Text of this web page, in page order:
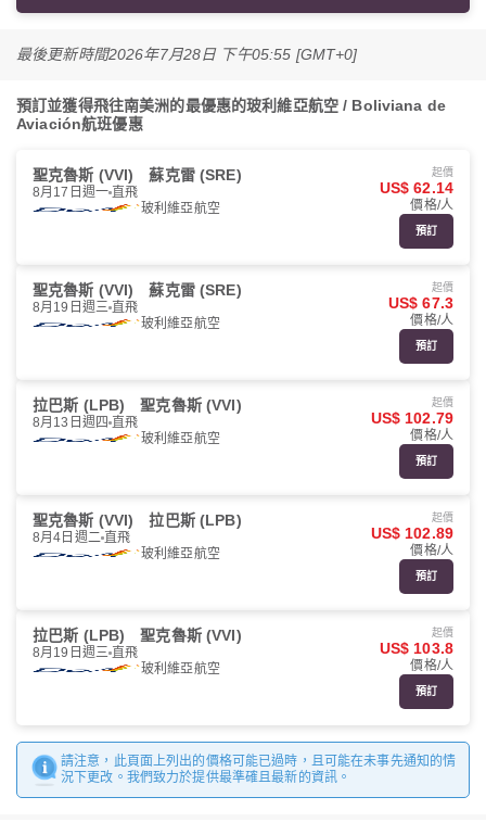
最後更新時間2026年7月28日 下午05:55 [GMT+0]
預訂並獲得飛往南美洲的最優惠的玻利維亞航空 / Boliviana de
Aviación航班優惠
聖克魯斯 (VVI) 蘇克雷 (SRE)
8月17日週一 直飛
玻利維亞航空
起價
US$ 62.14
價格/人
預訂
聖克魯斯 (VVI) 蘇克雷 (SRE)
8月19日週三 直飛
玻利維亞航空
起價
US$ 67.3
價格/人
預訂
拉巴斯 (LPB) 聖克魯斯 (VVI)
8月13日週四 直飛
玻利維亞航空
起價
US$ 102.79
價格/人
預訂
聖克魯斯 (VVI) 拉巴斯 (LPB)
8月4日週二 直飛
玻利維亞航空
起價
US$ 102.89
價格/人
預訂
拉巴斯 (LPB) 聖克魯斯 (VVI)
8月19日週三 直飛
玻利維亞航空
起價
US$ 103.8
價格/人
預訂
請注意，此頁面上列出的價格可能已過時，且可能在未事先通知的情
況下更改。我們致力於提供最準確且最新的資訊。